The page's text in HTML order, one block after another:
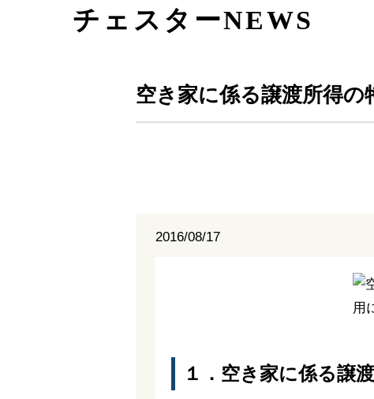
チェスターNEWS
空き家に係る譲渡所得
2016/08/17
１．空き家に係る譲